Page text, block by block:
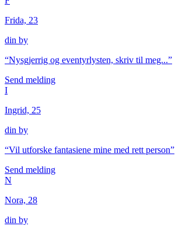
Frida, 23
din by
“Nysgjerrig og eventyrlysten, skriv til meg...”
Send melding
I
Ingrid, 25
din by
“Vil utforske fantasiene mine med rett person”
Send melding
N
Nora, 28
din by